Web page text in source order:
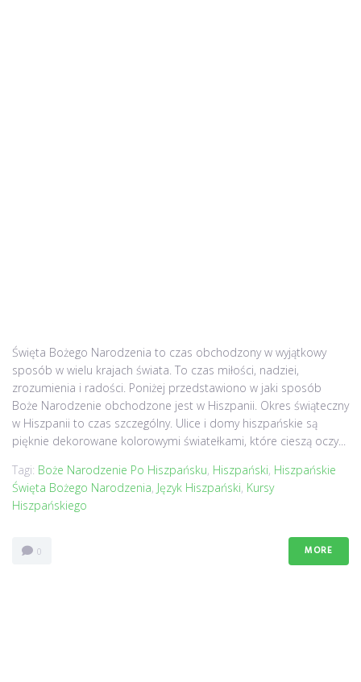
Święta Bożego Narodzenia to czas obchodzony w wyjątkowy
sposób w wielu krajach świata. To czas miłości, nadziei,
zrozumienia i radości. Poniżej przedstawiono w jaki sposób
Boże Narodzenie obchodzone jest w Hiszpanii. Okres świąteczny
w Hiszpanii to czas szczególny. Ulice i domy hiszpańskie są
pięknie dekorowane kolorowymi światełkami, które cieszą oczy...
Tagi: Boże Narodzenie Po Hiszpańsku, Hiszpański, Hiszpańskie
Święta Bożego Narodzenia, Język Hiszpański, Kursy
Hiszpańskiego
0 MORE